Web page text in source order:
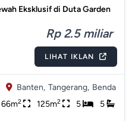
Eksklusif di Duta Garden
Rp 2.5 miliar
LIHAT IKLAN
Banten, Tangerang, Benda
66m2 125m2 5 5